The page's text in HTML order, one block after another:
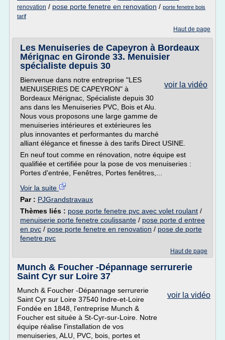
renovation / pose porte fenetre en renovation / porte fenetre bois
tarif
Haut de page
Les Menuiseries de Capeyron à Bordeaux
Mérignac en Gironde 33. Menuisier
spécialiste depuis 30
voir la vidéo
Bienvenue dans notre entreprise "LES
MENUISERIES DE CAPEYRON" à
Bordeaux Mérignac, Spécialiste depuis 30
ans dans les Menuiseries PVC, Bois et Alu.
Nous vous proposons une large gamme de
menuiseries intérieures et extérieures les
plus innovantes et performantes du marché
alliant élégance et finesse à des tarifs Direct USINE.
En neuf tout comme en rénovation, notre équipe est
qualifiée et certifiée pour la pose de vos menuiseries :
Portes d'entrée, Fenêtres, Portes fenêtres,...
Voir la suite
Par : PJGrandstravaux
Thèmes liés : pose porte fenetre pvc avec volet roulant /
menuiserie porte fenetre coulissante / pose porte d entree
en pvc / pose porte fenetre en renovation / pose de porte
fenetre pvc
Haut de page
Munch & Foucher -Dépannage serrurerie
Saint Cyr sur Loire 37
voir la vidéo
Munch & Foucher -Dépannage serrurerie
Saint Cyr sur Loire 37540 Indre-et-Loire
Fondée en 1848, l'entreprise Munch &
Foucher est située à St-Cyr-sur-Loire. Notre
équipe réalise l'installation de vos
menuiseries, ALU, PVC, bois, portes et